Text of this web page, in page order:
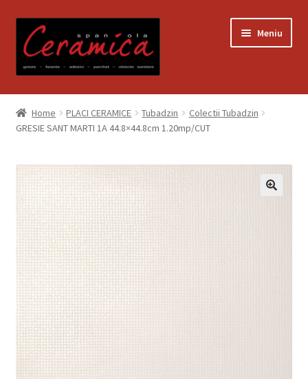
la
navigare
la
conținut
Meniu
Prima pagină
Blog
Contact
Contul meu
Coș
Despre noi
Informatii
Plata si Livrare
Home PLACI CERAMICE Tubadzin
Colectii Tubadzin
GRESIE SANT MARTI 1A 44.8×44.8cm 1.20mp/CUT